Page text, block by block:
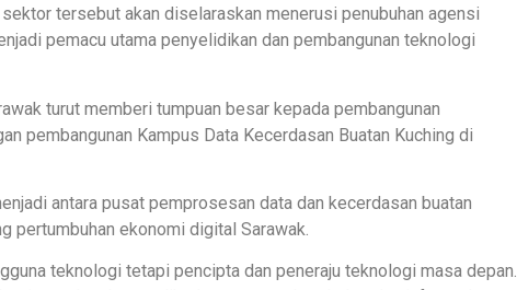
tersebut akan diselaraskan menerusi penubuhan agensi
pemacu utama penyelidikan dan pembangunan teknologi
turut memberi tumpuan besar kepada pembangunan
pembangunan Kampus Data Kecerdasan Buatan Kuching di
antara pusat pemprosesan data dan kecerdasan buatan
pertumbuhan ekonomi digital Sarawak.
teknologi tetapi pencipta dan peneraju teknologi masa depan.